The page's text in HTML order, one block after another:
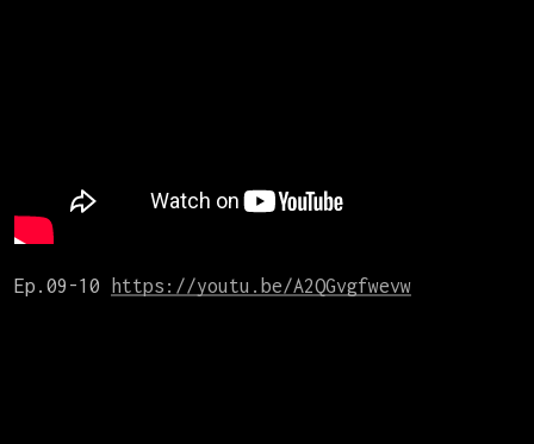
Ep.09-10 https://youtu.be/A2QGvgfwevw